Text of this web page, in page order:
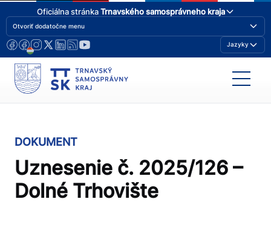
Oficiálna stránkaTrnavského samosprávneho kraja
Otvoriť dodatočne menu
Jazyky
DOKUMENT
Uznesenie č. 2025/126 –
Dolné Trhovište